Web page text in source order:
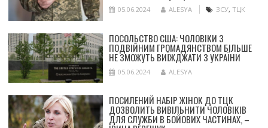
05.06.2024 ALESYA ЗСУ, ТЦК
ПОСОЛЬСТВО США: ЧОЛОВІКИ З
ПОДВІЙНИМ ГРОМАДЯНСТВОМ БІЛЬШЕ
НЕ ЗМОЖУТЬ ВИЇЖДЖАТИ З УКРАЇНИ
05.06.2024 ALESYA
ПОСИЛЕНИЙ НАБІР ЖІНОК ДО ТЦК
ДОЗВОЛИТЬ ВИВІЛЬНИТИ ЧОЛОВІКІВ
ДЛЯ СЛУЖБИ В БОЙОВИХ ЧАСТИНАХ, –